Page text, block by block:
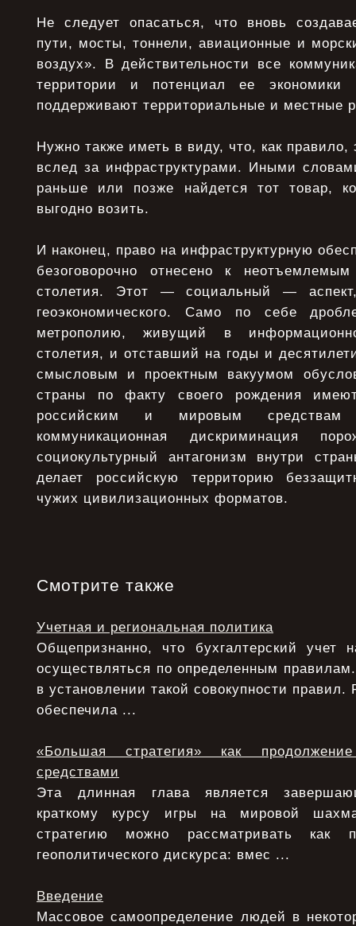
Не следует опасаться, что вновь
пути, мосты, тоннели, авиационные и
воздух». В действительности все
территории и потенциал ее экономики
поддерживают территориальные и местные
Нужно также иметь в виду, что, как правило,
вслед за инфраструктурами. Иными
раньше или позже найдется тот товар,
выгодно возить.
И наконец, право на инфраструктурную
безоговорочно отнесено к
столетия. Этот — социальный —
геоэкономического. Само по себе
метрополию, живущий в
столетия, и отставший на годы и
смысловым и проектным вакуумом
страны по факту своего рождения
российским и мировым средствам
коммуникационная дискриминация
социокультурный антагонизм внутри
делает российскую территорию
чужих цивилизационных форматов.
Смотрите также
Учетная и региональная политика
Общепризнанно, что бухгалтерский учет
осуществляться по определенным
в установлении такой совокупности
обеспечила ...
«Большая стратегия» как
средствами
Эта длинная глава является
краткому курсу игры на мировой
стратегию можно рассматривать как
геополитического дискурса: вмес ...
Введение
Массовое самоопределение людей в